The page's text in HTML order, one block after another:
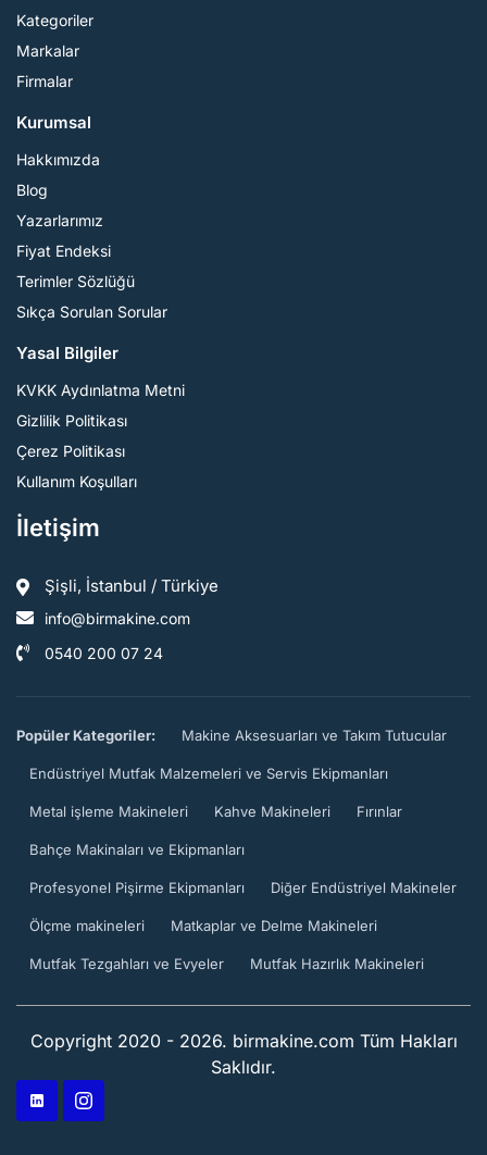
Kategoriler
Markalar
Firmalar
Kurumsal
Hakkımızda
Blog
Yazarlarımız
Fiyat Endeksi
Terimler Sözlüğü
Sıkça Sorulan Sorular
Yasal Bilgiler
KVKK Aydınlatma Metni
Gizlilik Politikası
Çerez Politikası
Kullanım Koşulları
İletişim
Şişli, İstanbul / Türkiye
info@birmakine.com
0540 200 07 24
Popüler Kategoriler: Makine Aksesuarları ve Takım Tutucular
Endüstriyel Mutfak Malzemeleri ve Servis Ekipmanları
Metal işleme Makineleri Kahve Makineleri Fırınlar
Bahçe Makinaları ve Ekipmanları
Profesyonel Pişirme Ekipmanları Diğer Endüstriyel Makineler
Ölçme makineleri Matkaplar ve Delme Makineleri
Mutfak Tezgahları ve Evyeler Mutfak Hazırlık Makineleri
Copyright 2020 - 2026. birmakine.com Tüm Hakları
Saklıdır.